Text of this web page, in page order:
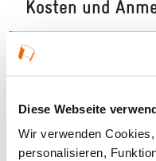
Diese Webseite
Wir verwenden
personalisieren,
Kosten und
Ort und Anfahrt
Veranstaltet von